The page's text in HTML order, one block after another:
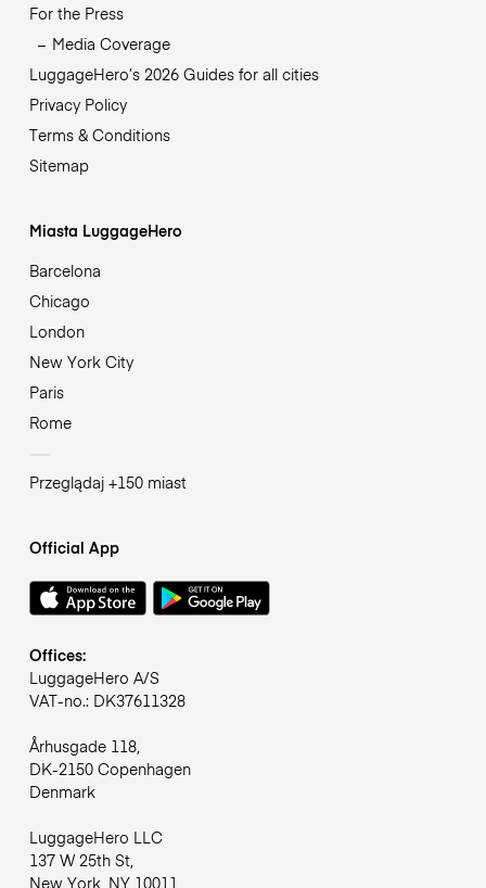
For the Press
Media Coverage
LuggageHero’s 2026 Guides for all cities
Privacy Policy
Terms & Conditions
Sitemap
Miasta LuggageHero
Barcelona
Chicago
London
New York City
Paris
Rome
Przeglądaj +150 miast
Official App
Offices:
LuggageHero A/S
VAT-no.: DK37611328
Århusgade 118,
DK-2150 Copenhagen
Denmark
LuggageHero LLC
137 W 25th St,
New York, NY 10011